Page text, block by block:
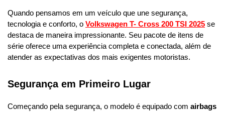
Quando pensamos em um veículo que une segurança,
tecnologia e conforto, o Volkswagen T- Cross 200 TSI 2025 se
destaca de maneira impressionante. Seu pacote de itens de
série oferece uma experiência completa e conectada, além de
atender as expectativas dos mais exigentes motoristas.
Segurança em Primeiro Lugar
Começando pela segurança, o modelo é equipado com airbags